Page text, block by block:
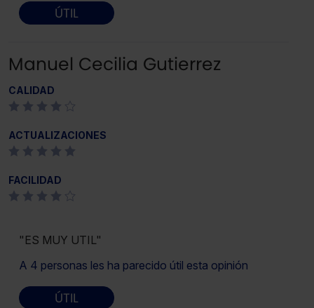
ÚTIL
Manuel Cecilia Gutierrez
CALIDAD
ACTUALIZACIONES
FACILIDAD
"ES MUY UTIL"
A 4 personas les ha parecido útil esta opinión
ÚTIL